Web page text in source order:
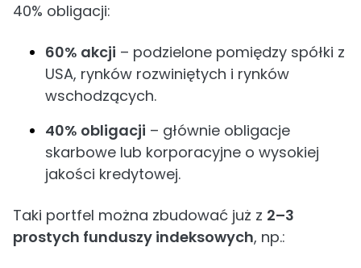
40% obligacji:
60% akcji – podzielone pomiędzy spółki z
USA, rynków rozwiniętych i rynków
wschodzących.
40% obligacji – głównie obligacje
skarbowe lub korporacyjne o wysokiej
jakości kredytowej.
Taki portfel można zbudować już z 2–3
prostych funduszy indeksowych, np.: